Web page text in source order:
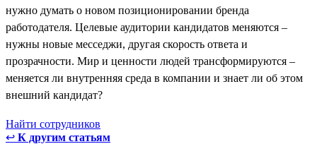
нужно думать о новом позиционировании бренда
работодателя. Целевые аудитории кандидатов меняются –
нужны новые месседжи, другая скорость ответа и
прозрачности. Мир и ценности людей трансформируются –
меняется ли внутренняя среда в компании и знает ли об этом
внешний кандидат?
Найти сотрудников
↩ К другим статьям